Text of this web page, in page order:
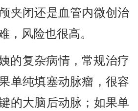
夹闭还是血管内微创治
，风险也很高。
的复杂病情，常规治疗
单纯填塞动脉瘤，很容
的大脑后动脉；如果单